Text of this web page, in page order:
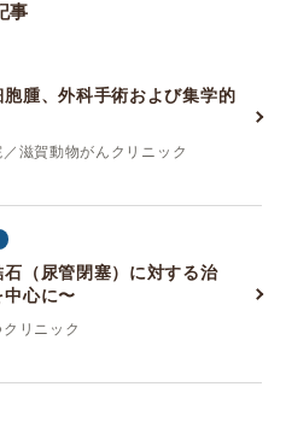
事
腫、外科手術および集学的
滋賀動物がんクリニック
（尿管閉塞）に対する治
心に〜
リニック